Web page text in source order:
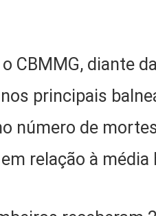
CBMMG, diante
principais
número de
em relação à